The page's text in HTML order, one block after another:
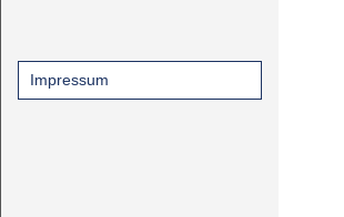
Impressum